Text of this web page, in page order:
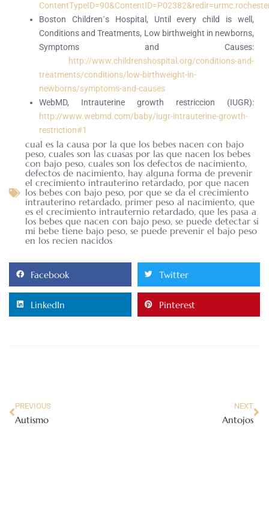
Boston Children´s Hospital, Until every child is well,
Conditions and Treatments, Low birthweight in newborns,
Symptoms and Causes:
http://www.childrenshospital.org/conditions-and-
treatments/conditions/low-birthweight-in-
newborns/symptoms-and-causes
WebMD, Intrauterine growth restriccion (IUGR):
http://www.webmd.com/baby/iugr-intrauterine-growth-
restriction#1
cual es la causa por la que los bebes nacen con bajo
peso, cuales son las cuasas por las que nacen los bebes
con bajo peso, cuales son los defectos de nacimiento,
defectos de nacimiento, hay alguna forma de prevenir
el crecimiento intrauterino retardado, por que nacen
los bebes con bajo peso, por que se da el crecimiento
intrauterino retardado, primer peso al nacimiento, que
es el crecimiento intrauternio retardado, que les pasa a
los bebes que nacen con bajo peso, se puede detectar si
mi bebe tiene bajo peso, se puede prevenir el bajo peso
en los recien nacidos
Facebook Twitter
LinkedIn Pinterest
PREVIOUS
Autismo
NEXT
Antojos